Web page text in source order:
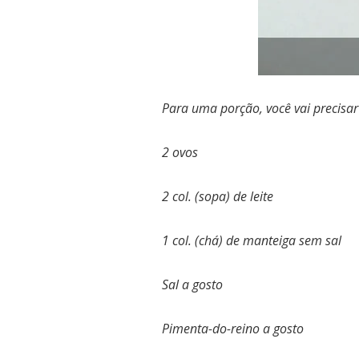
Para uma porção, você vai
2 ovos
2 col. (sopa) de leite
1 col. (chá) de manteiga sem sal
Sal a gosto
Pimenta-do-reino a gosto